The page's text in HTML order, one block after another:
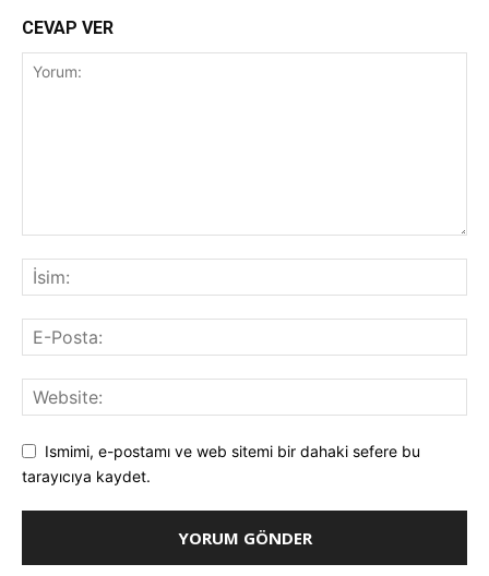
CEVAP VER
Ismimi, e-postamı ve web sitemi bir dahaki sefere bu
tarayıcıya kaydet.